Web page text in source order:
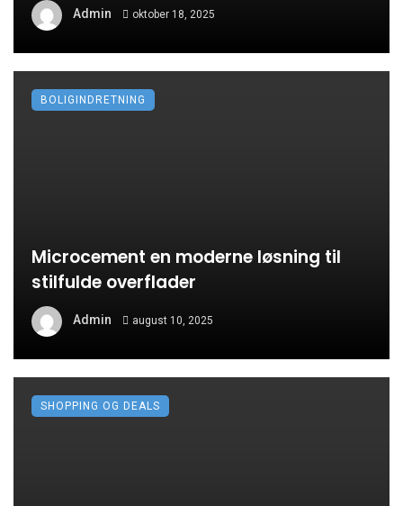
Admin oktober 18, 2025
Microcement en moderne løsning til
stilfulde overflader
Admin august 10, 2025
BOLIGINDRETNING
SHOPPING OG DEALS